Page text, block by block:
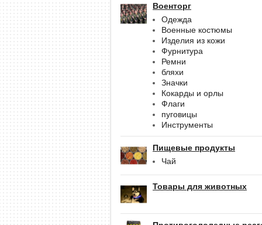
Военторг
Одежда
Военные костюмы
Изделия из кожи
Фурнитура
Ремни
бляхи
Значки
Кокарды и орлы
Флаги
пуговицы
Инструменты
Пищевые продукты
Чай
Товары для животных